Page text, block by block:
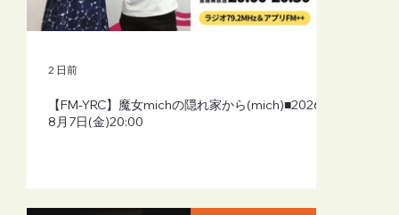
【FM-YRC】魔女michの隠れ家から(mich)■2026年
8月7日(金)20:00
2 日前